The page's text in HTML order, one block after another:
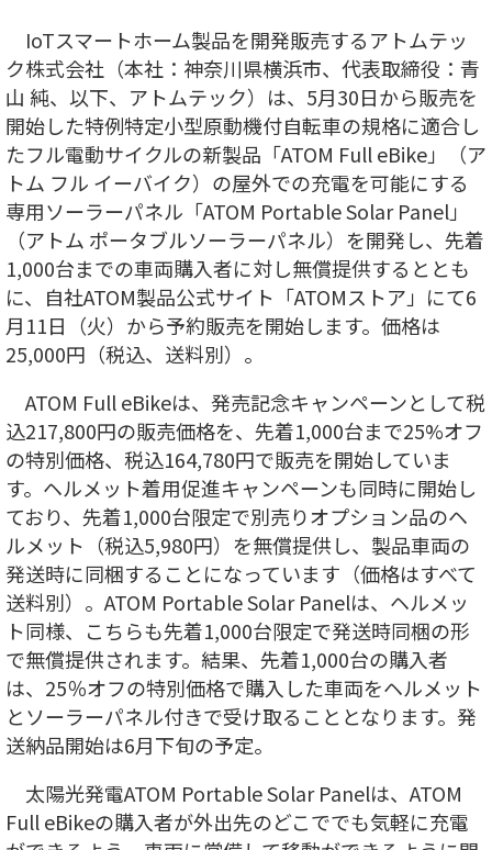
IoTスマートホーム製品を開発販売するアトムテッ
ク株式会社（本社：神奈川県横浜市、代表取締役：青
山 純、以下、アトムテック）は、5月30日から販売を
開始した特例特定小型原動機付自転車の規格に適合し
たフル電動サイクルの新製品「ATOM Full eBike」（ア
トム フル イーバイク）の屋外での充電を可能にする
専用ソーラーパネル「ATOM Portable Solar Panel」
（アトム ポータブルソーラーパネル）を開発し、先着
1,000台までの車両購入者に対し無償提供するととも
に、自社ATOM製品公式サイト「ATOMストア」にて6
月11日（火）から予約販売を開始します。価格は
25,000円（税込、送料別）。
ATOM Full eBikeは、発売記念キャンペーンとして税
込217,800円の販売価格を、先着1,000台まで25%オフ
の特別価格、税込164,780円で販売を開始していま
す。ヘルメット着用促進キャンペーンも同時に開始し
ており、先着1,000台限定で別売りオプション品のヘ
ルメット（税込5,980円）を無償提供し、製品車両の
発送時に同梱することになっています（価格はすべて
送料別）。ATOM Portable Solar Panelは、ヘルメッ
ト同様、こちらも先着1,000台限定で発送時同梱の形
で無償提供されます。結果、先着1,000台の購入者
は、25％オフの特別価格で購入した車両をヘルメット
とソーラーパネル付きで受け取ることとなります。発
送納品開始は6月下旬の予定。
太陽光発電ATOM Portable Solar Panelは、ATOM
Full eBikeの購入者が外出先のどこででも気軽に充電